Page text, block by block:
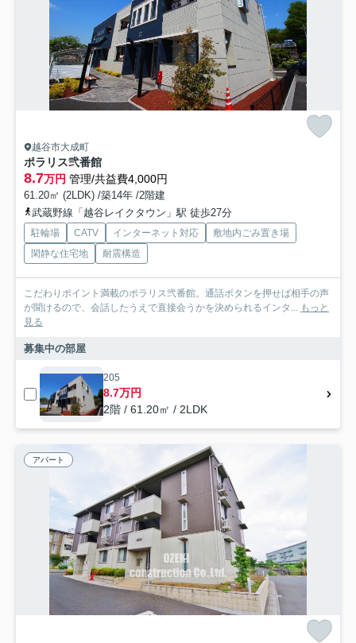
越谷市大成町
ポラリス弐番館
8.7万円 管理/共益費4,000円
61.20㎡ (2LDK) /築14年 /2階建
武蔵野線「越谷レイクタウン」駅 徒歩27分
駐輪場 CATV インターネット対応
敷地内ごみ置き場
閑静な住宅地
耐震構造
こだわりポイント満載のポラリス弐番館。通話ボタンを押せば相手の声
が聞けるので、会話したうえで直接会うかを決められるインタ... もっと
見る
募集中の部屋
205
8.7万円
2階 / 61.20㎡ / 2LDK
アパート